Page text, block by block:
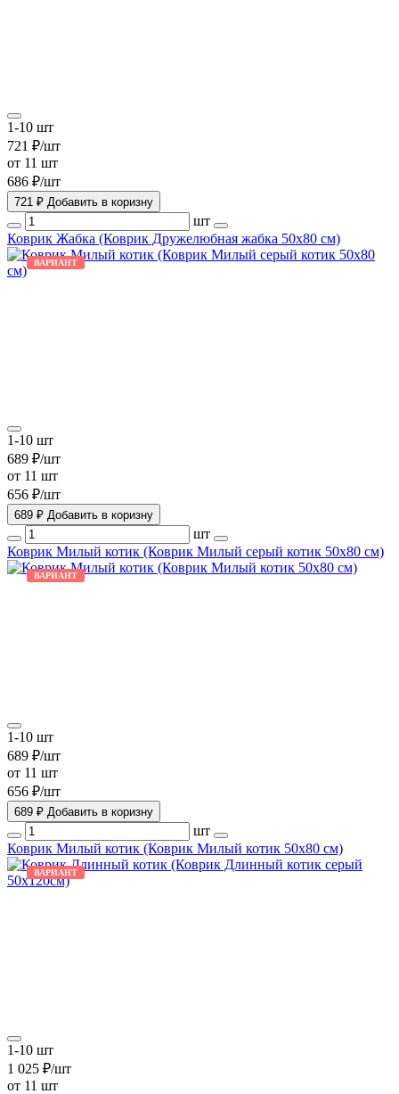
1-10 шт
721 ₽/шт
от 11 шт
686 ₽/шт
721 ₽ Добавить в коризну
шт
Коврик Жабка (Коврик Дружелюбная жабка 50х80 см)
ВАРИАНТ
1-10 шт
689 ₽/шт
от 11 шт
656 ₽/шт
689 ₽ Добавить в коризну
шт
Коврик Милый котик (Коврик Милый серый котик 50х80 см)
ВАРИАНТ
1-10 шт
689 ₽/шт
от 11 шт
656 ₽/шт
689 ₽ Добавить в коризну
шт
Коврик Милый котик (Коврик Милый котик 50х80 см)
ВАРИАНТ
1-10 шт
1 025 ₽/шт
от 11 шт